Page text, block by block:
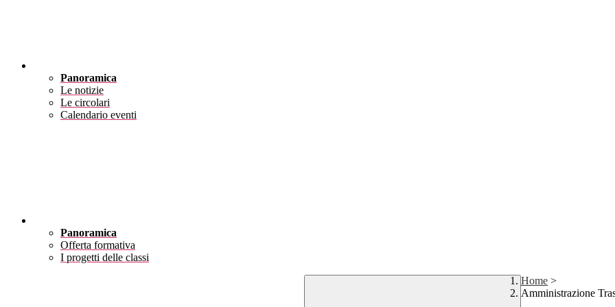
Panoramica
Le notizie
Le circolari
Calendario eventi
Panoramica
Offerta formativa
I progetti delle classi
Home >
Amministrazione